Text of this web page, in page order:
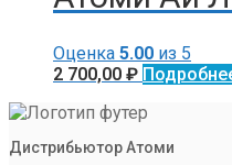
Оценка 5.00 из 5
2 700,00 ₽
Дистрибьютор Атоми